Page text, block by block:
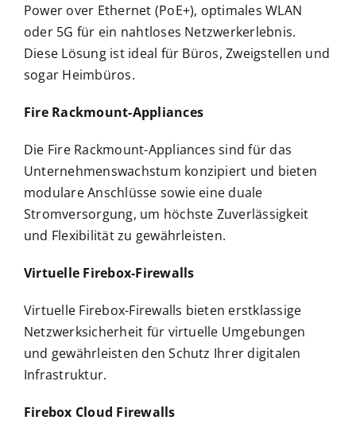
Power over Ethernet (PoE+), optimales WLAN
oder 5G für ein nahtloses Netzwerkerlebnis.
Diese Lösung ist ideal für Büros, Zweigstellen und
sogar Heimbüros.
Fire Rackmount-Appliances
Die Fire Rackmount-Appliances sind für das
Unternehmenswachstum konzipiert und bieten
modulare Anschlüsse sowie eine duale
Stromversorgung, um höchste Zuverlässigkeit
und Flexibilität zu gewährleisten.
Virtuelle Firebox-Firewalls
Virtuelle Firebox-Firewalls bieten erstklassige
Netzwerksicherheit für virtuelle Umgebungen
und gewährleisten den Schutz Ihrer digitalen
Infrastruktur.
Firebox Cloud Firewalls